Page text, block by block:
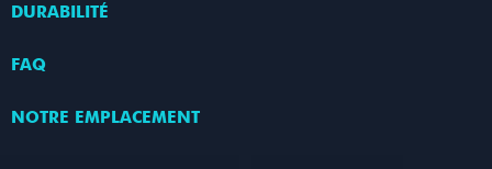
DURABILITÉ
FAQ
NOTRE EMPLACEMENT